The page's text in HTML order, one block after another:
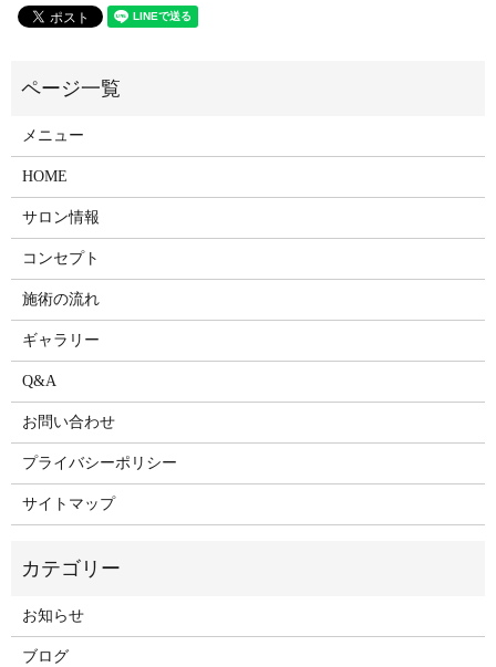
メニュー
HOME
サロン情報
コンセプト
施術の流れ
ギャラリー
Q&A
お問い合わせ
プライバシーポリシー
サイトマップ
お知らせ
ブログ